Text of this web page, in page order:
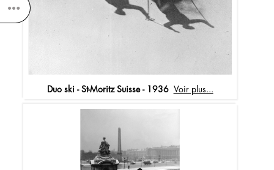
Duo ski - St-Moritz Suisse - 1936 Voir plus...